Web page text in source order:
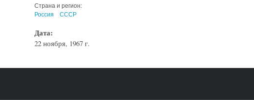
Страна и регион:
Россия
СССР
Дата:
22 ноября, 1967 г.